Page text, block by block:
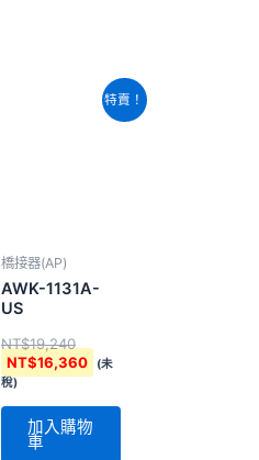
特賣！
橋接器(AP)
AWK-1131A-
US
NT$19,240
NT$16,360
目
前
(未
稅)
加入購物
車